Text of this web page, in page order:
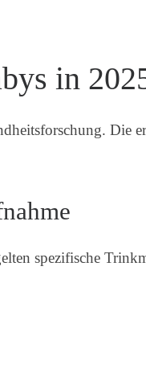
in
Die
spezifische